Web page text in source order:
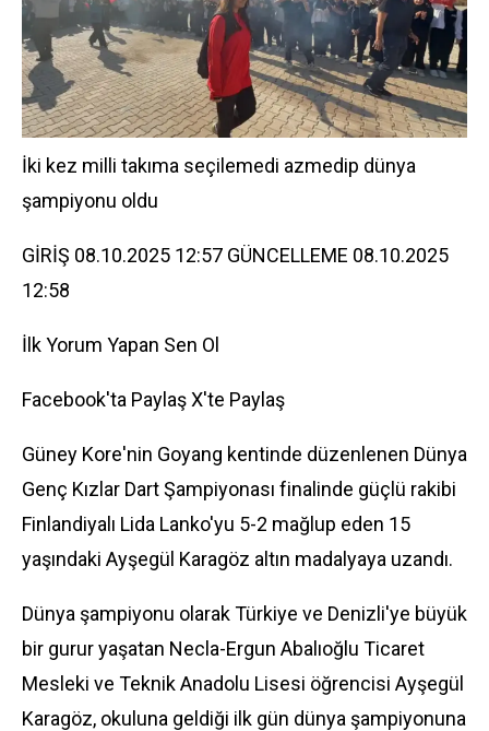
İki kez milli takıma seçilemedi azmedip dünya
şampiyonu oldu
GİRİŞ 08.10.2025 12:57 GÜNCELLEME 08.10.2025
12:58
İlk Yorum Yapan Sen Ol
Facebook'ta PaylaşX'te Paylaş
Güney Kore'nin Goyang kentinde düzenlenen Dünya
Genç Kızlar Dart Şampiyonası finalinde güçlü rakibi
Finlandiyalı Lida Lanko'yu 5-2 mağlup eden 15
yaşındaki Ayşegül Karagöz altın madalyaya uzandı.
Dünya şampiyonu olarak Türkiye ve Denizli'ye büyük
bir gurur yaşatan Necla-Ergun Abalıoğlu Ticaret
Mesleki ve Teknik Anadolu Lisesi öğrencisi Ayşegül
Karagöz, okuluna geldiği ilk gün dünya şampiyonuna